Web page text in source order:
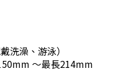
洗澡、游泳）
～最長214mm